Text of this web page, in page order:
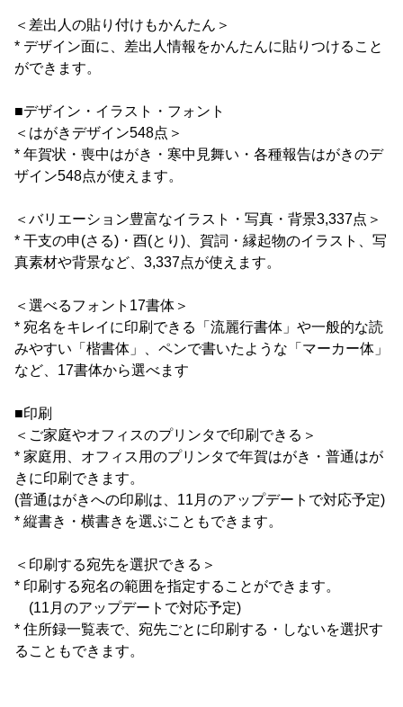
＜差出人の貼り付けもかんたん＞
* デザイン面に、差出人情報をかんたんに貼りつけること
ができます。
■デザイン・イラスト・フォント
＜はがきデザイン548点＞
* 年賀状・喪中はがき・寒中見舞い・各種報告はがきのデ
ザイン548点が使えます。
＜バリエーション豊富なイラスト・写真・背景3,337点＞
* 干支の申(さる)・酉(とり)、賀詞・縁起物のイラスト、写
真素材や背景など、3,337点が使えます。
＜選べるフォント17書体＞
* 宛名をキレイに印刷できる「流麗行書体」や一般的な読
みやすい「楷書体」、ペンで書いたような「マーカー体」
など、17書体から選べます
■印刷
＜ご家庭やオフィスのプリンタで印刷できる＞
* 家庭用、オフィス用のプリンタで年賀はがき・普通はが
きに印刷できます。
(普通はがきへの印刷は、11月のアップデートで対応予定)
* 縦書き・横書きを選ぶこともできます。
＜印刷する宛先を選択できる＞
* 印刷する宛名の範囲を指定することができます。
(11月のアップデートで対応予定)
* 住所録一覧表で、宛先ごとに印刷する・しないを選択す
ることもできます。